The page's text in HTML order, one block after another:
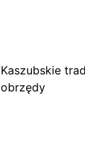
Kaszubskie
obrzędy